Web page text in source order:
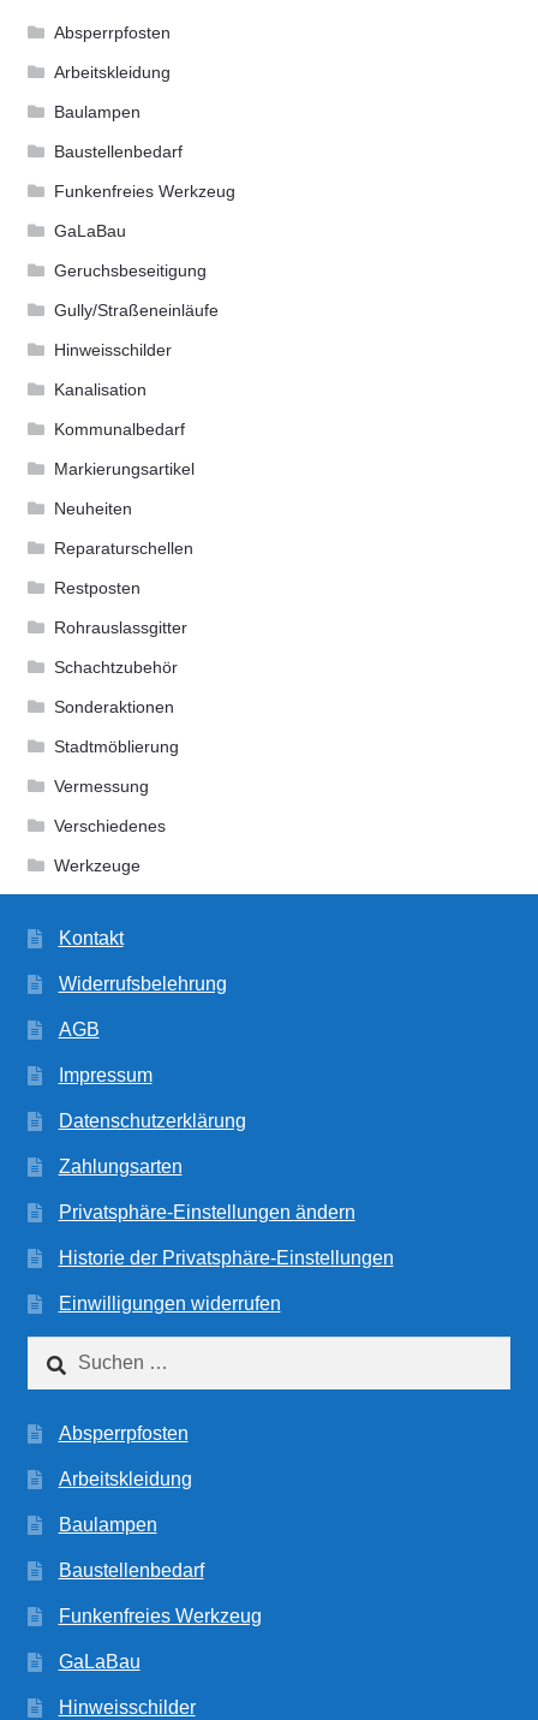
Absperrpfosten
Arbeitskleidung
Baulampen
Baustellenbedarf
Funkenfreies Werkzeug
GaLaBau
Geruchsbeseitigung
Gully/Straßeneinläufe
Hinweisschilder
Kanalisation
Kommunalbedarf
Markierungsartikel
Neuheiten
Reparaturschellen
Restposten
Rohrauslassgitter
Schachtzubehör
Sonderaktionen
Stadtmöblierung
Vermessung
Verschiedenes
Werkzeuge
Kontakt
Widerrufsbelehrung
AGB
Impressum
Datenschutzerklärung
Zahlungsarten
Privatsphäre-Einstellungen ändern
Historie der Privatsphäre-Einstellungen
Einwilligungen widerrufen
Suchen
nach:
Absperrpfosten
Arbeitskleidung
Baulampen
Baustellenbedarf
Funkenfreies Werkzeug
GaLaBau
Hinweisschilder